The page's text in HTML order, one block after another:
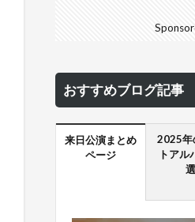
おすすめブログ記事
来日公演まとめ
ページ
2025年
トアル
選